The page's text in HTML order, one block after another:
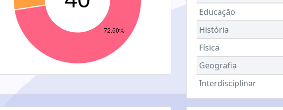
Educação
História
Física
Geografia
Interdisciplinar
Letras